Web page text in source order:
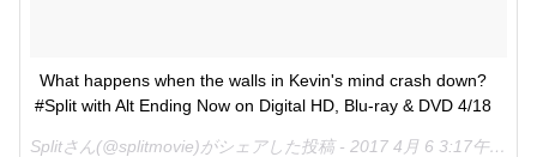
What happens when the walls in Kevin's mind crash down?
#Split with Alt Ending Now on Digital HD, Blu-ray & DVD 4/18
Splitさん(@splitmovie)がシェアした投稿 - 2017 4月 6 3:17午後 PDT